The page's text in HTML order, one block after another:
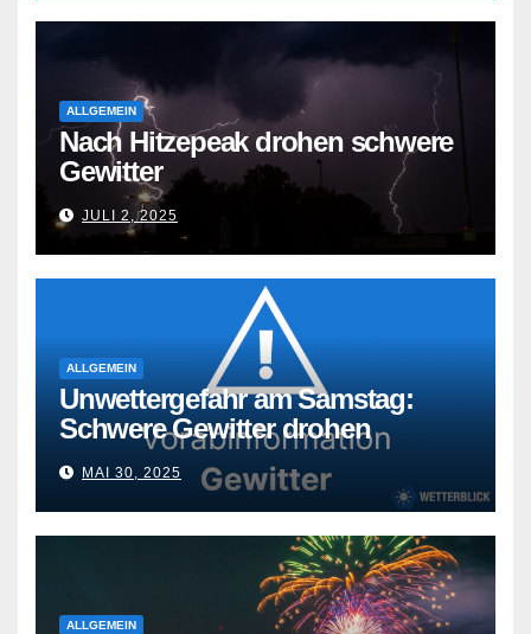
ALLGEMEIN
Nach Hitzepeak drohen schwere
Gewitter
JULI 2, 2025
ALLGEMEIN
Unwettergefahr am Samstag:
Schwere Gewitter drohen
MAI 30, 2025
ALLGEMEIN